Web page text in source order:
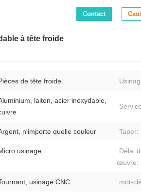
Contact
à tête froide
de tête froide
laiton, acier inoxydable,
n'importe quelle couleur Taper:
usinage
Délai
œuvre:
usinage CNC mot-